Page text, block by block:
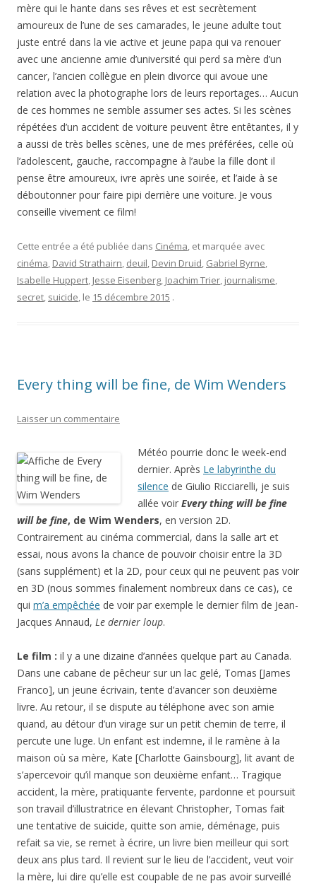
mère qui le hante dans ses rêves et est secrètement
amoureux de l’une de ses camarades, le jeune adulte tout
juste entré dans la vie active et jeune papa qui va renouer
avec une ancienne amie d’université qui perd sa mère d’un
cancer, l’ancien collègue en plein divorce qui avoue une
relation avec la photographe lors de leurs reportages… Aucun
de ces hommes ne semble assumer ses actes. Si les scènes
répétées d’un accident de voiture peuvent être entêtantes, il y
a aussi de très belles scènes, une de mes préférées, celle où
l’adolescent, gauche, raccompagne à l’aube la fille dont il
pense être amoureux, ivre après une soirée, et l’aide à se
déboutonner pour faire pipi derrière une voiture. Je vous
conseille vivement ce film!
Cette entrée a été publiée dans Cinéma, et marquée avec
cinéma, David Strathairn, deuil, Devin Druid, Gabriel Byrne,
Isabelle Huppert, Jesse Eisenberg, Joachim Trier, journalisme,
secret, suicide, le 15 décembre 2015 .
Every thing will be fine, de Wim Wenders
Laisser un commentaire
Météo pourrie donc le week-end
dernier. Après Le labyrinthe du
silence de Giulio Ricciarelli, je suis
allée voir Every thing will be fine
will be fine, de Wim Wenders, en version 2D.
Contrairement au cinéma commercial, dans la salle art et
essai, nous avons la chance de pouvoir choisir entre la 3D
(sans supplément) et la 2D, pour ceux qui ne peuvent pas voir
en 3D (nous sommes finalement nombreux dans ce cas), ce
qui m’a empêchée de voir par exemple le dernier film de Jean-
Jacques Annaud, Le dernier loup.
Le film : il y a une dizaine d’années quelque part au Canada.
Dans une cabane de pêcheur sur un lac gelé, Tomas [James
Franco], un jeune écrivain, tente d’avancer son deuxième
livre. Au retour, il se dispute au téléphone avec son amie
quand, au détour d’un virage sur un petit chemin de terre, il
percute une luge. Un enfant est indemne, il le ramène à la
maison où sa mère, Kate [Charlotte Gainsbourg], lit avant de
s’apercevoir qu’il manque son deuxième enfant… Tragique
accident, la mère, pratiquante fervente, pardonne et poursuit
son travail d’illustratrice en élevant Christopher, Tomas fait
une tentative de suicide, quitte son amie, déménage, puis
refait sa vie, se remet à écrire, un livre bien meilleur qui sort
deux ans plus tard. Il revient sur le lieu de l’accident, veut voir
la mère, lui dire qu’elle est coupable de ne pas avoir surveillé